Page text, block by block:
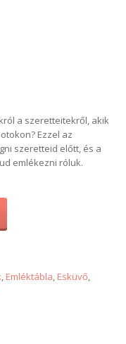
a szeretteitekről, akik
Ezzel az
szeretteid előtt, és a
emlékezni róluk.
, Emléktábla, Esküvő,